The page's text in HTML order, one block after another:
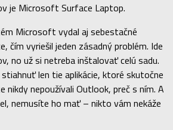
je Microsoft Surface Laptop.
Microsoft vydal aj sebestačné
čím vyriešil jeden zásadný problém. Ide
no už si netreba inštalovať celú sadu.
len tie aplikácie, ktoré skutočne
nikdy nepoužívali Outlook, preč s ním. A
nemusíte ho mať – nikto vám nekáže